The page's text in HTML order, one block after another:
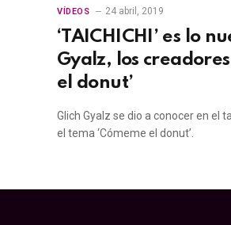
VÍDEOS 24 abril, 2019
‘TAICHICHI’ es lo
Gyalz, los creadores
el donut’
Glich Gyalz se dio a conocer en el
el tema ‘Cómeme el donut’.